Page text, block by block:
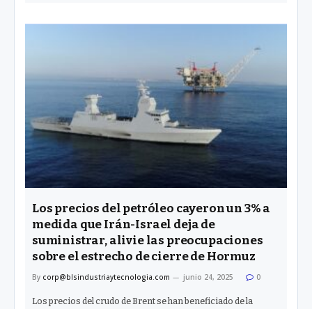
Los precios del petróleo cayeron un 3% a
medida que Irán-Israel deja de
suministrar, alivie las preocupaciones
sobre el estrecho de cierre de Hormuz
By corp@blsindustriaytecnologia.com junio 24, 2025 0
Los precios del crudo de Brent se han beneficiado de la